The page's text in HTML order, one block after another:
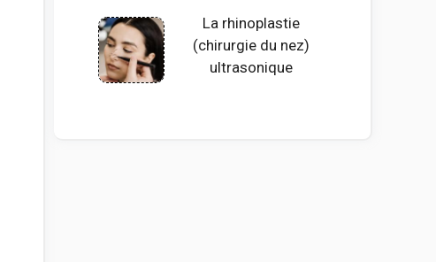
La rhinoplastie
(chirurgie du nez)
ultrasonique